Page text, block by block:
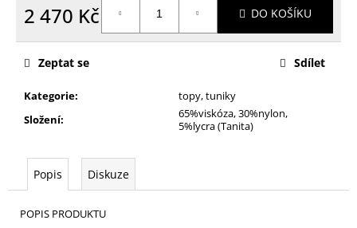
2 470 Kč DO KOŠÍKU
Kategorie:
topy, tuniky
Složení:
65%viskóza, 30%nylon,
5%lycra (Tanita)
Zeptat se Sdílet
Popis Diskuze
POPIS PRODUKTU